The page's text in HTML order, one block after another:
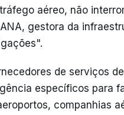
aéreo, não
gestora da
de serviços de
específicos para
companhias